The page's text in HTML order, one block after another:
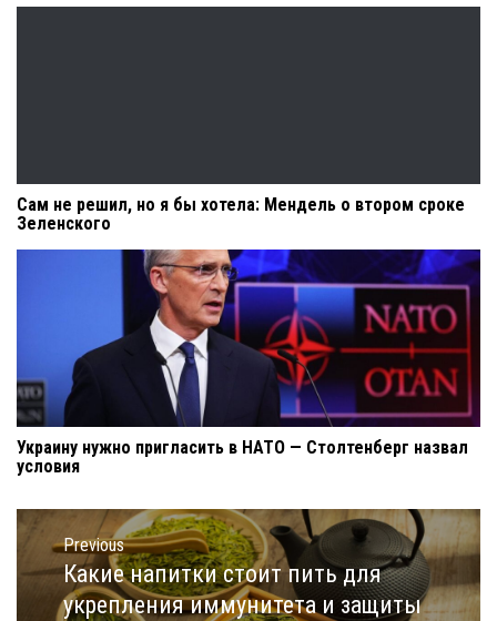
Сам не решил, но я бы хотела: Мендель о втором сроке
Зеленского
Украину нужно пригласить в НАТО — Столтенберг назвал
условия
Навигация
по
записям
Previous
Previous
post:
Какие напитки стоит пить для
укрепления иммунитета и защиты